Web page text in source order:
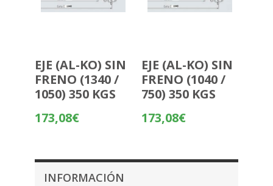
EJE (AL-KO) SIN
FRENO (1340 /
1050) 350 KGS
173,08€
EJE (AL-KO) SIN
FRENO (1040 /
750) 350 KGS
173,08€
INFORMACIÓN